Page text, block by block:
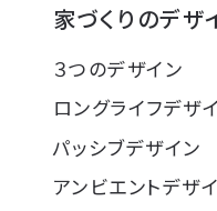
家づくりのデザ
３つのデザイン
ロングライフデザ
パッシブデザイン
アンビエントデザ